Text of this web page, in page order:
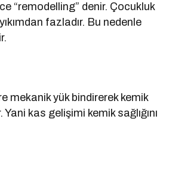
“remodelling” denir. Çocukluk
fazladır. Bu nedenle
mekanik yük bindirerek kemik
Yani kas gelişimi kemik sağlığını